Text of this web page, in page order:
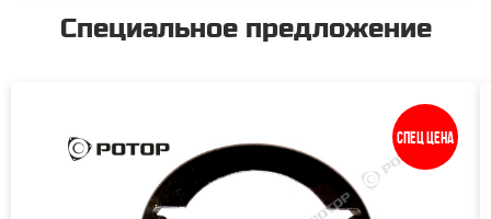
Специальное предложение
Спец цена